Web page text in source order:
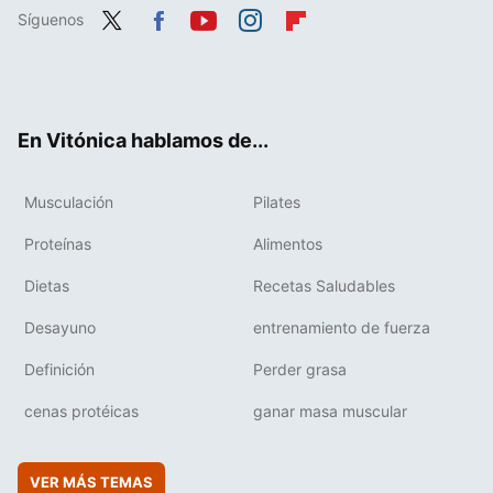
Síguenos
En Vitónica hablamos de...
Musculación Pilates
Proteínas Alimentos
Dietas Recetas Saludables
Desayuno entrenamiento de fuerza
Definición Perder grasa
cenas protéicas ganar masa muscular
VER MÁS TEMAS